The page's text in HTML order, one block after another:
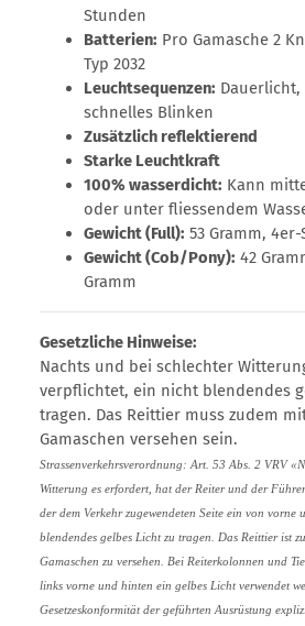
Stunden
Batterien: Pro Gamasche 2
Typ 2032
Leuchtsequenzen:
schnelles Blinken
Zusätzlich reflektierend
Starke Leuchtkraft
100% wasserdicht: Kann
oder unter fliessendem
Gewicht (Full): 53 Gramm, 4er-
Gewicht (Cob/Pony): 42
Gramm
Gesetzliche Hinweise:
Nachts und bei schlechter
verpflichtet, ein nicht blendendes
tragen. Das Reittier muss zudem
Gamaschen versehen sein.
Strassenverkehrsverordnung: Art. 53 Abs. 2 VRV
Witterung es erfordert, hat der Reiter und der
der dem Verkehr zugewendeten Seite ein von vorne
blendendes gelbes Licht zu tragen. Das Reittier ist
Gamaschen zu versehen. Bei Reiterkolonnen und
links vorne und hinten ein gelbes Licht verwendet
Gesetzeskonformität der geführten Ausrüstung